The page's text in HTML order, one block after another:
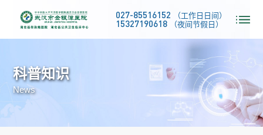
027-85516152 （工作日日间）
15327190618 （夜间节假日）
科普知识
News